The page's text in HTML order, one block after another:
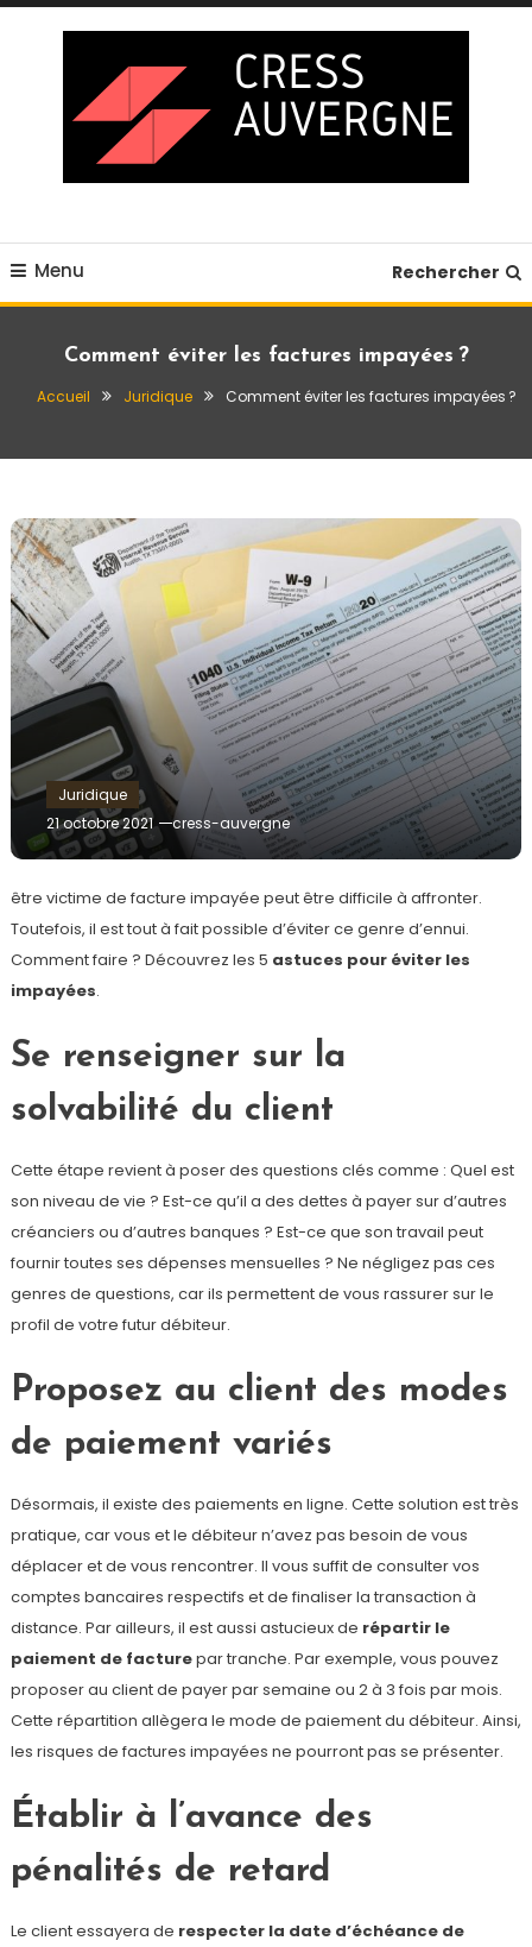
Skip
Menu Rechercher
Comment éviter les factures impayées ?
Accueil Juridique Comment éviter les factures impayées ?
Juridique
21 octobre 2021
cress-auvergne
être victime de facture impayée peut être difficile à affronter.
Toutefois, il est tout à fait possible d’éviter ce genre d’ennui.
Comment faire ? Découvrez les 5 astuces pour éviter les
impayées.
Se renseigner sur la
solvabilité du client
Cette étape revient à poser des questions clés comme : Quel est
son niveau de vie ? Est-ce qu’il a des dettes à payer sur d’autres
créanciers ou d’autres banques ? Est-ce que son travail peut
fournir toutes ses dépenses mensuelles ? Ne négligez pas ces
genres de questions, car ils permettent de vous rassurer sur le
profil de votre futur débiteur.
Proposez au client des modes
de paiement variés
Désormais, il existe des paiements en ligne. Cette solution est très
pratique, car vous et le débiteur n’avez pas besoin de vous
déplacer et de vous rencontrer. Il vous suffit de consulter vos
comptes bancaires respectifs et de finaliser la transaction à
distance. Par ailleurs, il est aussi astucieux de répartir le
paiement de facturepar tranche. Par exemple, vous pouvez
proposer au client de payer par semaine ou 2 à 3 fois par mois.
Cette répartition allègera le mode de paiement du débiteur. Ainsi,
les risques de factures impayées ne pourront pas se présenter.
Établir à l’avance des
pénalités de retard
Le client essayera de respecter la date d’échéance de